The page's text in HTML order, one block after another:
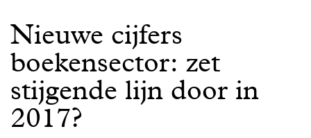
Nieuwe cijfers
boekensector: zet
stijgende lijn door in
2017?